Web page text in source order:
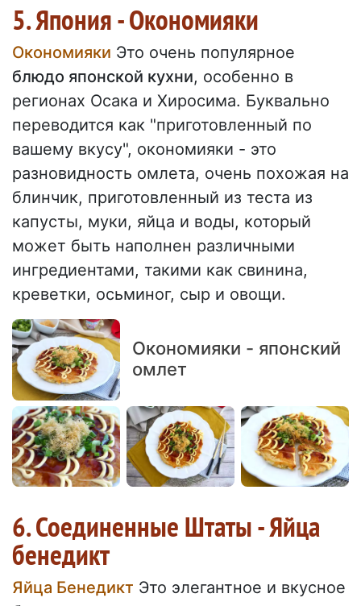
5. Япония - Окономияки
Окономияки Это очень популярное
блюдо японской кухни, особенно в
регионах Осака и Хиросима. Буквально
переводится как "приготовленный по
вашему вкусу", окономияки - это
разновидность омлета, очень похожая на
блинчик, приготовленный из теста из
капусты, муки, яйца и воды, который
может быть наполнен различными
ингредиентами, такими как свинина,
креветки, осьминог, сыр и овощи.
Окономияки - японский
омлет
6. Соединенные Штаты - Яйца
бенедикт
Яйца Бенедикт Это элегантное и вкусное